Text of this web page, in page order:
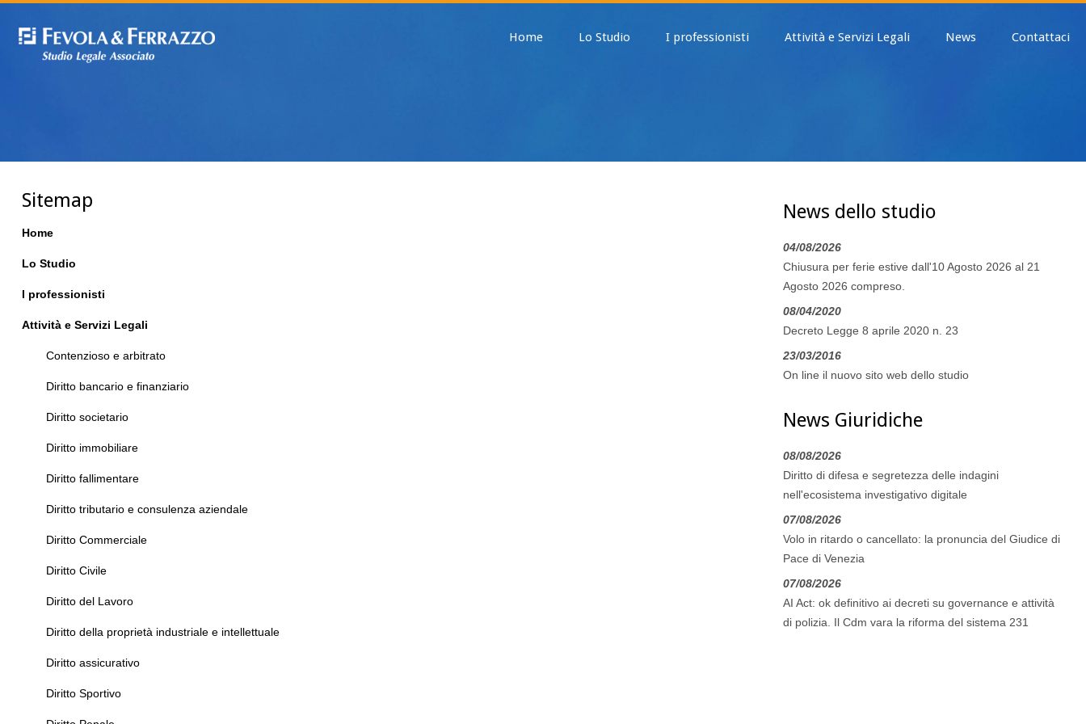
Home Lo Studio I professionisti Attività e Servizi Legali News Contattaci
Sitemap
Home
Lo Studio
I professionisti
Attività e Servizi Legali
Contenzioso e arbitrato
Diritto bancario e finanziario
Diritto societario
Diritto immobiliare
Diritto fallimentare
Diritto tributario e consulenza aziendale
Diritto Commerciale
Diritto Civile
Diritto del Lavoro
Diritto della proprietà industriale e intellettuale
Diritto assicurativo
Diritto Sportivo
News dello studio
04/08/2026
Chiusura per ferie estive dall'10 Agosto 2026 al 21
Agosto 2026 compreso.
08/04/2020
Decreto Legge 8 aprile 2020 n. 23
23/03/2016
On line il nuovo sito web dello studio
News Giuridiche
08/08/2026
Diritto di difesa e segretezza delle indagini
nell'ecosistema investigativo digitale
07/08/2026
Volo in ritardo o cancellato: la pronuncia del Giudice di
Pace di Venezia
07/08/2026
AI Act: ok definitivo ai decreti su governance e attività
di polizia. Il Cdm vara la riforma del sistema 231